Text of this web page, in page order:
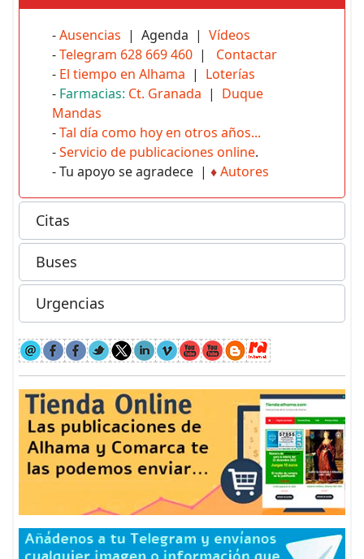
-Ausencias | Agenda | Vídeos
-Telegram 628 669 460 | Contactar
- El tiempo en Alhama | Loterías
- Farmacias: Ct. Granada | Duque
Mandas
-Tal día como hoy en otros años...
-Servicio de publicaciones online.
- Tu apoyo se agradece | ♦Autores
Citas
Buses
Urgencias